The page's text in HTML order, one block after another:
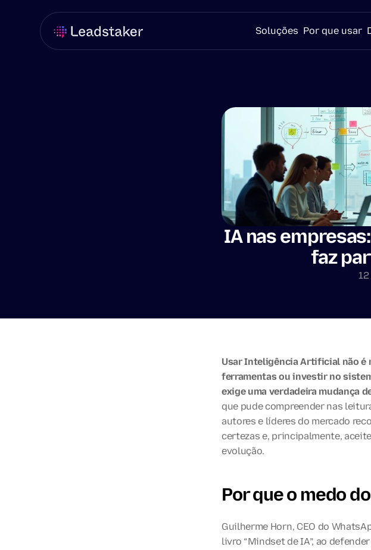
Soluções Por que usar
IA nas
faz
Usar Inteligência Artificial não é
ferramentas ou investir no
exige uma verdadeira mudança
que pude compreender nas
autores e líderes do mercado
certezas e, principalmente,
evolução.
Por que o medo
Guilherme Horn, CEO do
livro “Mindset de IA”, ao